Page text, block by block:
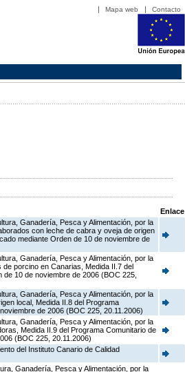
Mapa web Contacto
Enlace
Ganadería, Pesca y Alimentación, por la
con leche de cabra y oveja de origen
mediante Orden de 10 de noviembre de
Ganadería, Pesca y Alimentación, por la
porcino en Canarias, Medida II.7 del
10 de noviembre de 2006 (BOC 225,
Ganadería, Pesca y Alimentación, por la
local, Medida II.8 del Programa
de 2006 (BOC 225, 20.11.2006)
Ganadería, Pesca y Alimentación, por la
Medida II.9 del Programa Comunitario de
(BOC 225, 20.11.2006)
del Instituto Canario de Calidad
Ganadería, Pesca y Alimentación, por la